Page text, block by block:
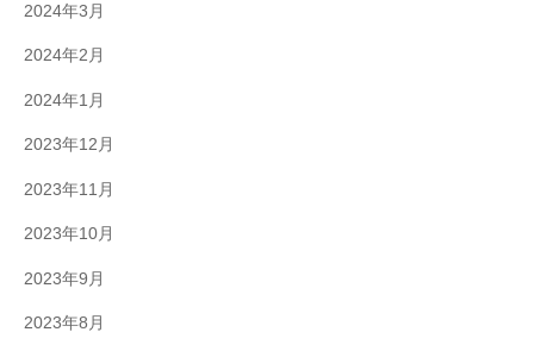
2024年3月
2024年2月
2024年1月
2023年12月
2023年11月
2023年10月
2023年9月
2023年8月